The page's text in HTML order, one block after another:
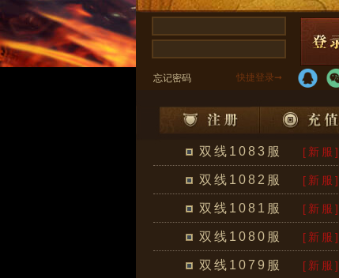
双线1083服 [新服]
双线1082服 [新服]
双线1081服 [新服]
双线1080服 [新服]
双线1079服 [新服]